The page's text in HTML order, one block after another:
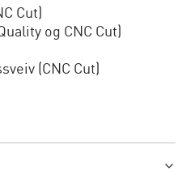
Cut)
og CNC Cut)
(CNC Cut)